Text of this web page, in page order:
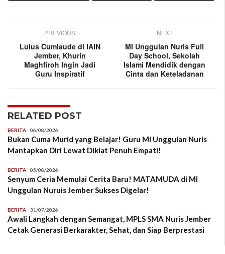
PREVIOUS
Lulus Cumlaude di IAIN
Jember, Khurin
Maghfiroh Ingin Jadi
Guru Inspiratif
NEXT
MI Unggulan Nuris Full
Day School, Sekolah
Islami Mendidik dengan
Cinta dan Keteladanan
RELATED POST
BERITA 06/08/2026
Bukan Cuma Murid yang Belajar! Guru MI Unggulan Nuris
Mantapkan Diri Lewat Diklat Penuh Empati!
BERITA 05/08/2026
Senyum Ceria Memulai Cerita Baru! MATAMUDA di MI
Unggulan Nuruis Jember Sukses Digelar!
BERITA 31/07/2026
Awali Langkah dengan Semangat, MPLS SMA Nuris Jember
Cetak Generasi Berkarakter, Sehat, dan Siap Berprestasi